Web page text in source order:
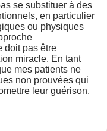
se substituer à des
en particulier
ou physiques
doit pas être
miracle. En tant
mes patients ne
non prouvées qui
leur guérison.